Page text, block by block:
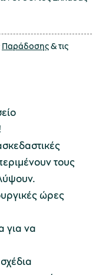
Παράδοσης& τις
τους
ώρες
για να